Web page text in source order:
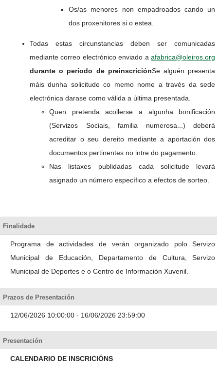
Os/as menores non empadroados cando un
dos proxenitores si o estea.
Todas estas circunstancias deben ser comunicadas
mediante correo electrónico enviado aafabrica@oleiros.org
durante o período de preinscriciónSe alguén presenta
máis dunha solicitude co memo nome a través da sede
electrónica darase como válida a última presentada.
Quen pretenda acollerse a algunha bonificación
(Servizos Sociais, familia numerosa...) deberá
acreditar o seu dereito mediante a aportación dos
documentos pertinentes no intre do pagamento.
Nas listaxes publidadas cada solicitude levará
asignado un número específico a efectos de sorteo.
Finalidade
Programa de actividades de verán organizado polo Servizo
Municipal de Educación, Departamento de Cultura, Servizo
Municipal de Deportes e o Centro de Información Xuvenil.
Prazos de Presentación
12/06/2026 10:00:00 - 16/06/2026 23:59:00
Presentación
CALENDARIO DE INSCRICIÓNS